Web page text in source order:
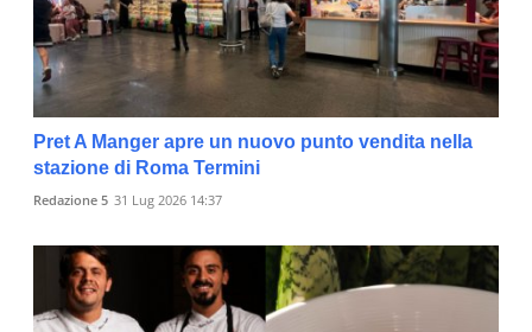
Pret A Manger apre un nuovo punto vendita nella
stazione di Roma Termini
Redazione 5 31 Lug 2026 14:37